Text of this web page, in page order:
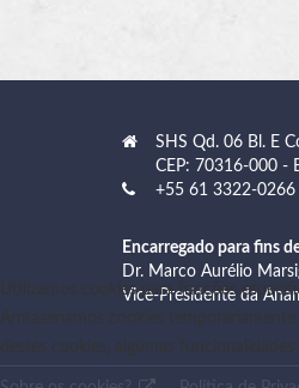
SHS Qd. 06 Bl. E
CEP: 70316-000 -
+55 61 3322-0266
Encarregado para fins
Dr. Marco Aurélio
Vice-Presidente da
Utilizamos cookies para funções
Armazenamos cookies
destes cookies, algumas